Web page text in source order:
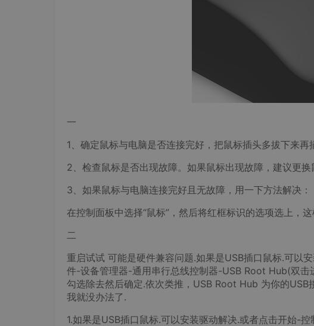
一
1、确定鼠标与电脑是否连接完好，把鼠标插头多拔下来再
2、检查鼠标是否出现故障。如果鼠标出现故障，建议更换
3、如果鼠标与电脑连接完好且无故障，用一下方法解决：
在控制面板中选择“鼠标”，然后将红框标识的选项选上，这
二
重启试试 可能是硬件兼容问题.如果是USB插口鼠标.可以
件-设备管理器-通用串行总线控制器-USB Root Hub(双
勾选除去然后确定.依次类推，USB Root Hub 为你的
我就没办法了.
1.如果是USB插口鼠标.可以安装驱动解决.或者点击开始-